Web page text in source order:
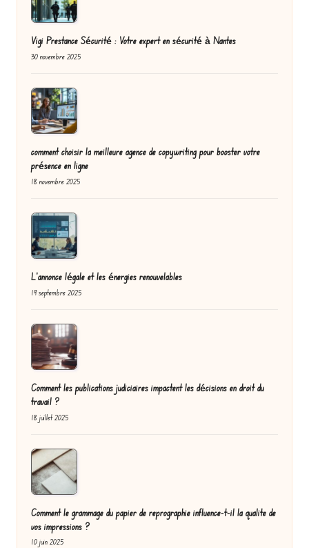
Vigi Prestance Sécurité : Votre expert en sécurité à Nantes
30 novembre 2025
comment choisir la meilleure agence de copywriting pour booster votre
présence en ligne
18 novembre 2025
L’annonce légale et les énergies renouvelables
19 septembre 2025
Comment les publications judiciaires impactent les décisions en droit du
travail ?
18 juillet 2025
Comment le grammage du papier de reprographie influence-t-il la qualite de
vos impressions ?
10 juin 2025